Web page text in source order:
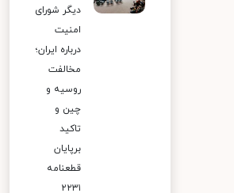
دیگر شورای
امنیت
درباره ایران؛
مخالفت
روسیه و
چین و
تاکید
برپایان
قطعنامه
۲۲۳۱